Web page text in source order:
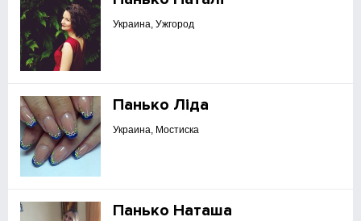
Украина, Ужгород
Панько Ліда
Украина, Мостиска
Панько Наташа